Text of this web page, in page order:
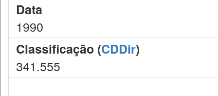
Data
1990
Classificação (CDDir)
341.555